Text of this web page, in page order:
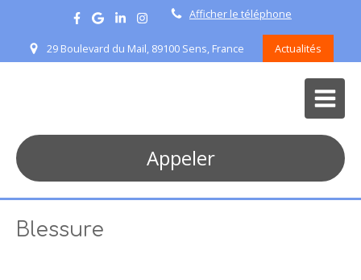
Afficher le téléphone
29 Boulevard du Mail, 89100 Sens, France Actualités
Appeler
Blessure